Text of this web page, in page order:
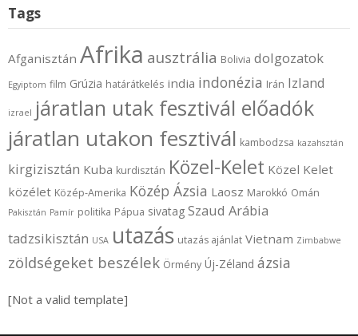
Tags
Afganisztán Afrika ausztrália Bolivia dolgozatok
Egyiptom film Grúzia határátkelés india indonézia Irán Izland
izrael járatlan utak fesztivál előadók
járatlan utakon fesztivál kambodzsa kazahsztán
kirgizisztán Kuba kurdisztán Közel-Kelet Közel Kelet
közélet Közép-Amerika Közép Ázsia Laosz Marokkó Omán
Pakisztán Pamír politika Pápua sivatag Szaud Arábia
tadzsikisztán USA utazás utazás ajánlat Vietnam Zimbabwe
zöldségeket beszélek Örmény Új-Zéland ázsia
[Not a valid template]